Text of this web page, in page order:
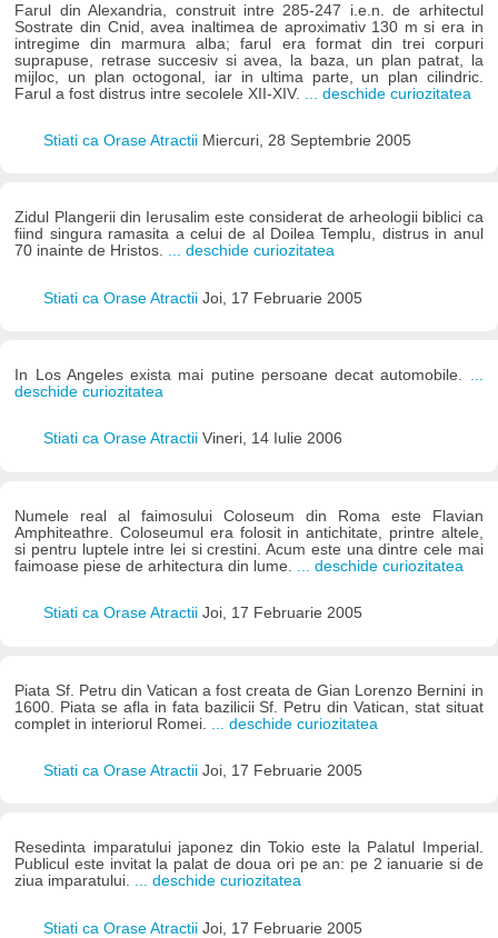
Farul din Alexandria, construit intre 285-247 i.e.n. de arhitectul
Sostrate din Cnid, avea inaltimea de aproximativ 130 m si era in
intregime din marmura alba; farul era format din trei corpuri
suprapuse, retrase succesiv si avea, la baza, un plan patrat, la
mijloc, un plan octogonal, iar in ultima parte, un plan cilindric.
Farul a fost distrus intre secolele XII-XIV.
... deschide curiozitatea
Stiati ca Orase Atractii Miercuri, 28 Septembrie 2005
Zidul Plangerii din Ierusalim este considerat de arheologii biblici ca
fiind singura ramasita a celui de al Doilea Templu, distrus in anul
70 inainte de Hristos. ... deschide curiozitatea
Stiati ca Orase Atractii Joi, 17 Februarie 2005
In Los Angeles exista mai putine persoane decat automobile. ...
deschide curiozitatea
Stiati ca Orase Atractii Vineri, 14 Iulie 2006
Numele real al faimosului Coloseum din Roma este Flavian
Amphiteathre. Coloseumul era folosit in antichitate, printre altele,
si pentru luptele intre lei si crestini. Acum este una dintre cele mai
faimoase piese de arhitectura din lume.
... deschide curiozitatea
Stiati ca Orase Atractii Joi, 17 Februarie 2005
Piata Sf. Petru din Vatican a fost creata de Gian Lorenzo Bernini in
1600. Piata se afla in fata bazilicii Sf. Petru din Vatican, stat situat
complet in interiorul Romei.
... deschide curiozitatea
Stiati ca Orase Atractii Joi, 17 Februarie 2005
Resedinta imparatului japonez din Tokio este la Palatul Imperial.
Publicul este invitat la palat de doua ori pe an: pe 2 ianuarie si de
ziua imparatului. ... deschide curiozitatea
Stiati ca Orase Atractii Joi, 17 Februarie 2005